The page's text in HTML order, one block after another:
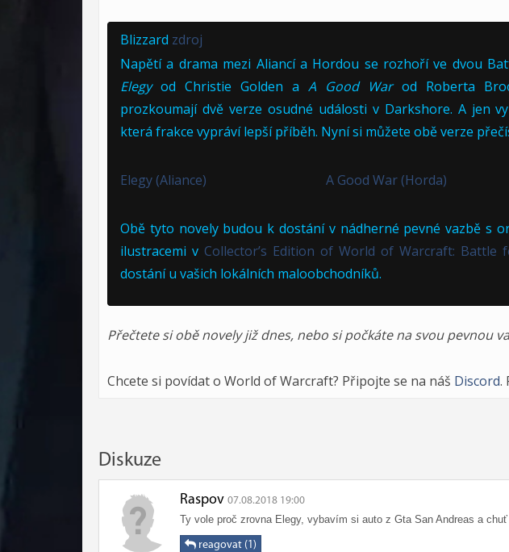
Blizzard zdroj
Napětí a drama mezi Aliancí a Hordou se rozhoří ve dvou
Elegy od Christie Golden a A Good Warod Roberta
prozkoumají dvě verze osudné události v Darkshore. A jen
která frakce vypráví lepší příběh. Nyní si můžete obě verze
Elegy (Aliance) A Good War (Horda)
Obě tyto novely budou k dostání v nádherné pevné vazbě s
ilustracemi v Collector’s Edition of World of Warcraft: Battle
dostání u vašich lokálních maloobchodníků.
Přečtete si obě novely již dnes, nebo si počkáte na svou pevnou
Chcete si povídat o World of Warcraft? Připojte se na náš Discord.
Diskuze
Raspov 07.08.2018 19:00
Ty vole proč zrovna Elegy, vybavím si auto z Gta San Andreas a
reagovat (1)